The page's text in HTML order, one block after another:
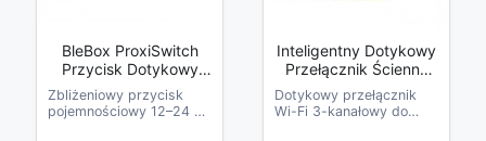
BleBox ProxiSwitch
Przycisk Dotykowy
Zbliżeniowy
Zbliżeniowy przycisk
pojemnościowy 12–24 V
Inteligentny Dotykowy
Przełącznik Ścienny
WiFi Sonoff TX T5 3C
(3-Kanałowy)
Dotykowy przełącznik
Wi-Fi 3-kanałowy do